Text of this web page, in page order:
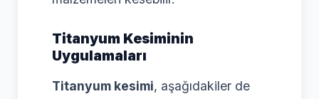
Titanyum Kesiminin
Uygulamaları
Titanyum kesimi, aşağıdakiler de